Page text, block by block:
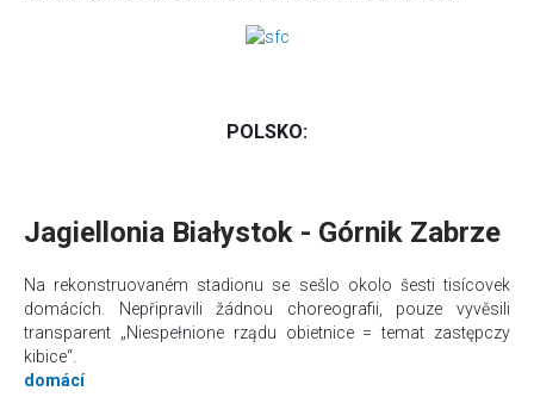
POLSKO:
Jagiellonia Białystok - Górnik Zabrze
Na rekonstruovaném stadionu se sešlo okolo šesti tisícovek
domácích. Nepřipravili žádnou choreografii, pouze vyvěsili
transparent „Niespełnione rządu obietnice = temat zastępczy
kibice“.
domácí